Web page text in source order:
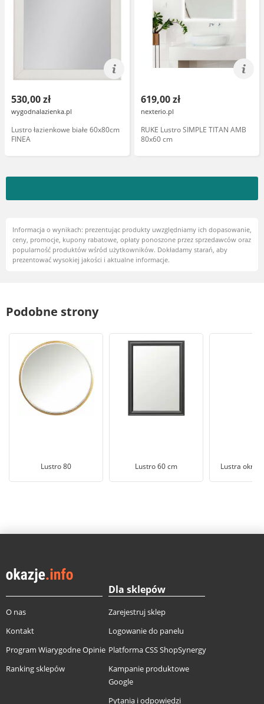
530,00 zł
wygodnalazienka.pl
Lustro łazienkowe białe 60x80cm
FINEA
619,00 zł
nexterio.pl
RUKE Lustro SIMPLE TITAN AMB
80x60 cm
Informacja o wynikach: prezentując produkty uwzględniamy ich dopasowanie,
ceny, promocje, kupony rabatowe, opłaty ponoszone przez sprzedawców oraz
popularność produktów wśród użytkowników. Dokładamy starań, aby
prezentować wysokiej jakości i aktualne informacje.
Podobne strony
Lustro 80 Lustro 60 cm Lustra
O nas
Kontakt
Program Wiarygodne Opinie
Ranking sklepów
Dla sklepów
Zarejestruj sklep
Logowanie do panelu
Platforma CSS ShopSynergy
Kampanie produktowe
Google
Pytania i odpowiedzi